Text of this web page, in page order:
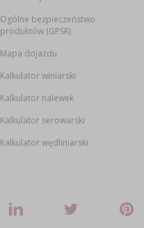
Ogólne bezpieczeństwo
produktów (GPSR)
Mapa dojazdu
Kalkulator winiarski
Kalkulator nalewek
Kalkulator serowarski
Kalkulator wędliniarski